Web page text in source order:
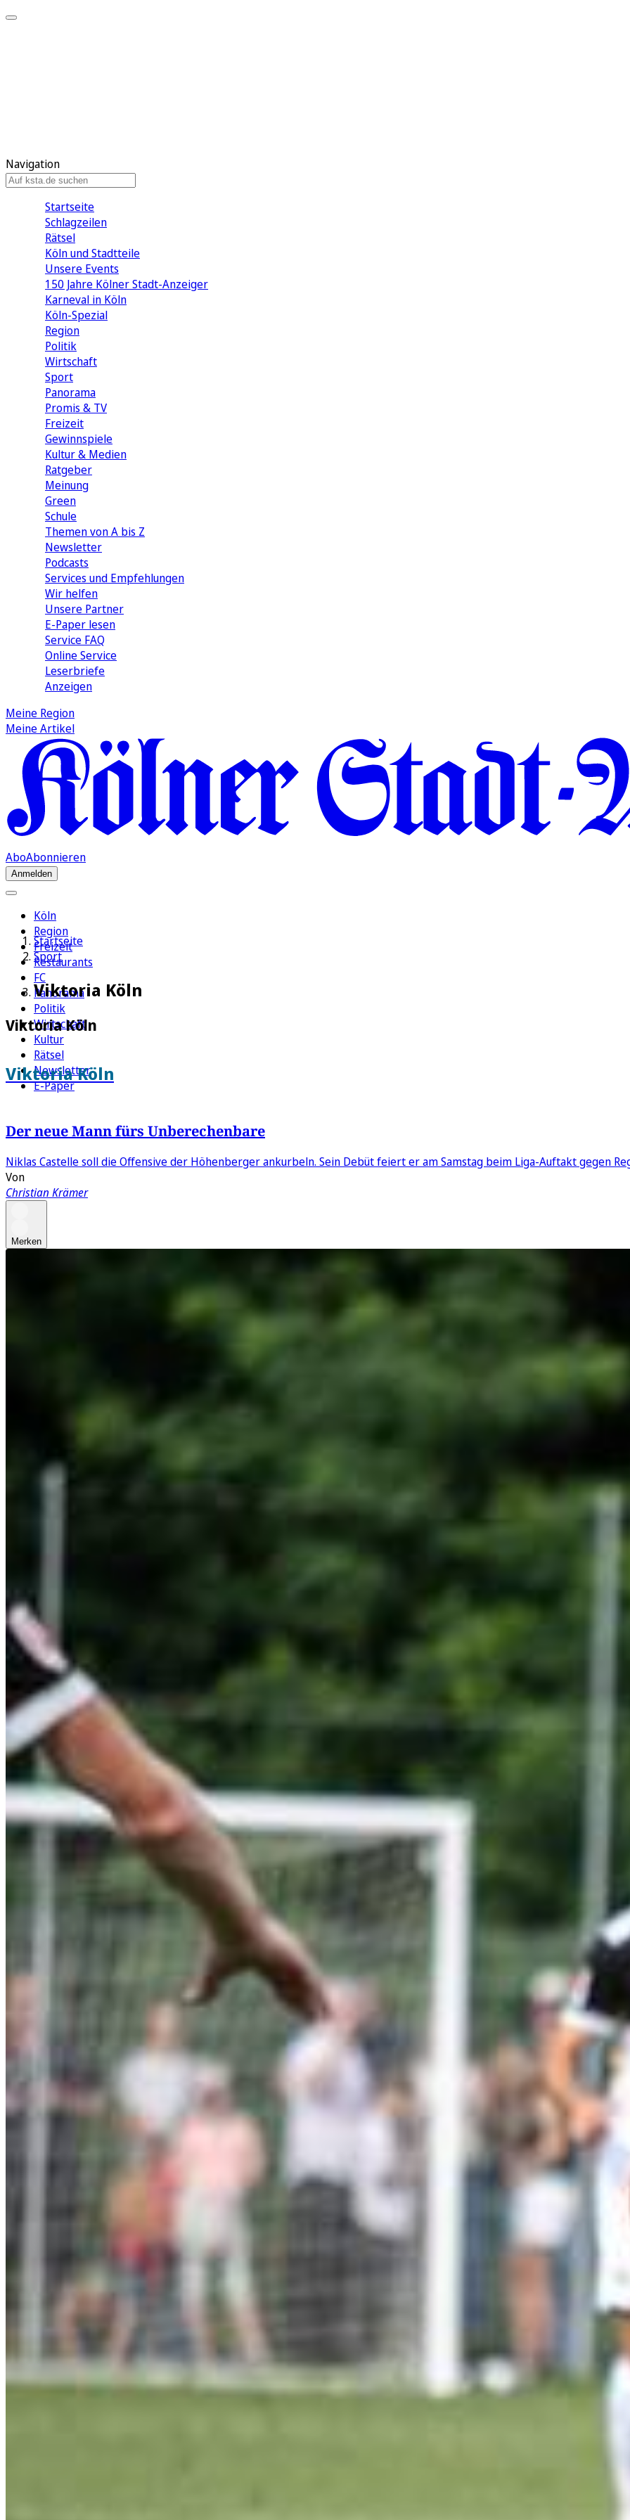
Navigation
Startseite
Schlagzeilen
Rätsel
Köln und Stadtteile
Unsere Events
150 Jahre Kölner Stadt-Anzeiger
Karneval in Köln
Köln-Spezial
Region
Politik
Wirtschaft
Sport
Panorama
Promis & TV
Freizeit
Gewinnspiele
Kultur & Medien
Ratgeber
Meinung
Green
Schule
Themen von A bis Z
Newsletter
Podcasts
Services und Empfehlungen
Wir helfen
Unsere Partner
E-Paper lesen
Service FAQ
Online Service
Leserbriefe
Anzeigen
Meine Region
Meine Artikel
AboAbonnieren
Anmelden
Köln
Region
Freizeit
Restaurants
FC
Panorama
Politik
Wirtschaft
Kultur
Rätsel
Newsletter
E-Paper
Startseite
Sport
Viktoria Köln
Viktoria Köln
Viktoria Köln
Der neue Mann fürs Unberechenbare
Niklas Castelle soll die Offensive der Höhenberger ankurbeln. Sein Debüt feiert er am Samstag beim Liga-Auftakt gegen
Von
Christian Krämer
Merken